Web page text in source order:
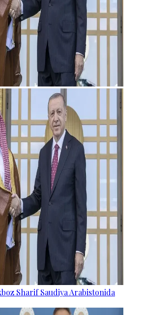
Sharif Saudiya Arabistonida